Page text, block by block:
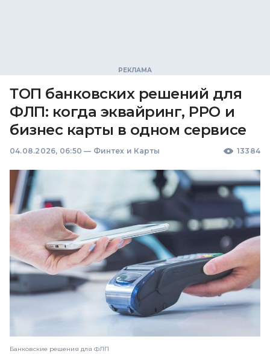
ТОП банковских решений для
ФЛП: когда эквайринг, РРО и
бизнес карты в одном сервисе
04.08.2026, 06:50 — Финтех и Карты 13384
Банковские решения для ФЛП